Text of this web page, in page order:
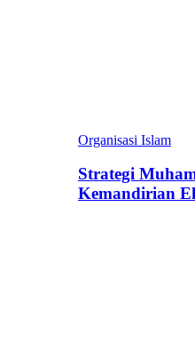
Organisasi Islam
Strategi
Kemandirian